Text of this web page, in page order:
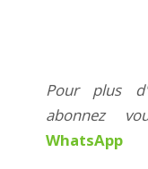
Pour plus
abonnez
WhatsApp